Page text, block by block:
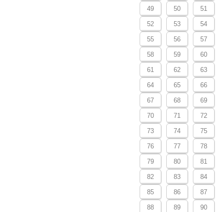
49 50 51
52 53 54
55 56 57
58 59 60
61 62 63
64 65 66
67 68 69
70 71 72
73 74 75
76 77 78
79 80 81
82 83 84
85 86 87
88 89 90